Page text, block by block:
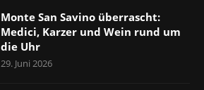
Monte San Savino überrascht:
Medici, Karzer und Wein rund um
die Uhr
29. Juni 2026